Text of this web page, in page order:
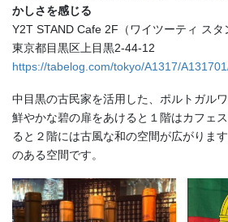
かしさを感じる
Y2T STAND Cafe 2F（ワイツーティ スタ
東京都目黒区上目黒2-44-12
https://tabelog.com/tokyo/A1317/
中目黒の古民家を活用した、ポルトガル
鮮やかな碧の扉をあけると１階はカフェ
ると２階には古風な和の空間が広がりま
のある空間です。